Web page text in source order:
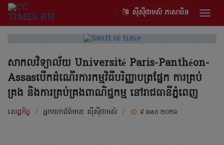
ស៊ីស៊ីថាមស៍ ភាសាចិន
សាកលវិទ្យាល័យ Université Paris-Panthéon-
Assasបើកដំណើរការកម្មវិធីបរិញ្ញាបត្រផ្នែក ការគ្រប់
គ្រង និងការគ្រប់គ្រងពាណិជ្ជកម្ម នៅរាជធានីភ្នំពេញ
សេដ្ឋកិច្ច / អ្នកយកព័ត៌មាន: ស៊ីស៊ីថាមស៍ / ៩ មេសា ២០២៦